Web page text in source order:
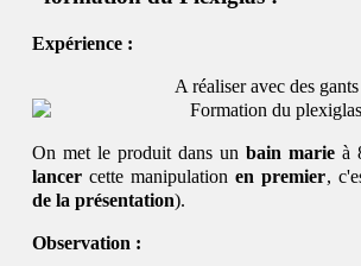
Expérience :
A réaliser avec des gants
On met le produit dans un bain marieà
lancer cette manipulationen premier,
de la présentation).
Observation :